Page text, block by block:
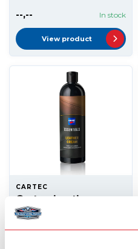
--,-- In stock
View product
CARTEC
Cartec Leather
Cream 500ml